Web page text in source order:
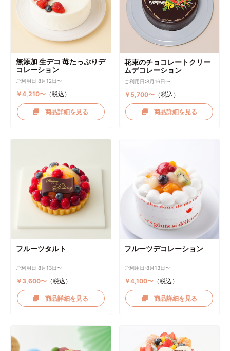
無添加 生デコ 苺たっぷりデ
コレーション
ご利用日:8月12日〜
￥4,210〜（税込）
商品詳細を見る
花束のチョコレートクリー
ムデコレーション
ご利用日:8月16日〜
￥5,700〜 （税込）
商品詳細を見る
フルーツタルト
ご利用日:8月13日〜
￥3,600〜（税込）
商品詳細を見る
フルーツデコレーション
ご利用日:8月13日〜
￥4,100〜 （税込）
商品詳細を見る